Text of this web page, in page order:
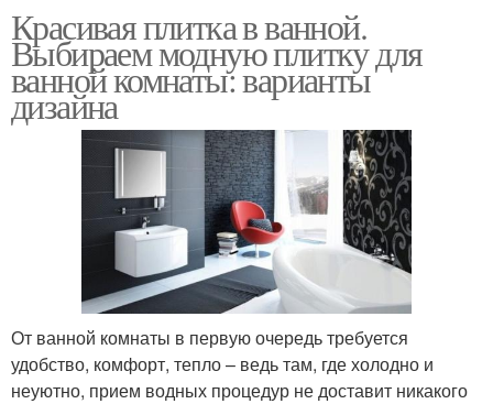
Красивая плитка в ванной.
Выбираем модную плитку для
ванной комнаты: варианты
дизайна
От ванной комнаты в первую очередь требуется
удобство, комфорт, тепло – ведь там, где холодно и
неуютно, прием водных процедур не доставит никакого